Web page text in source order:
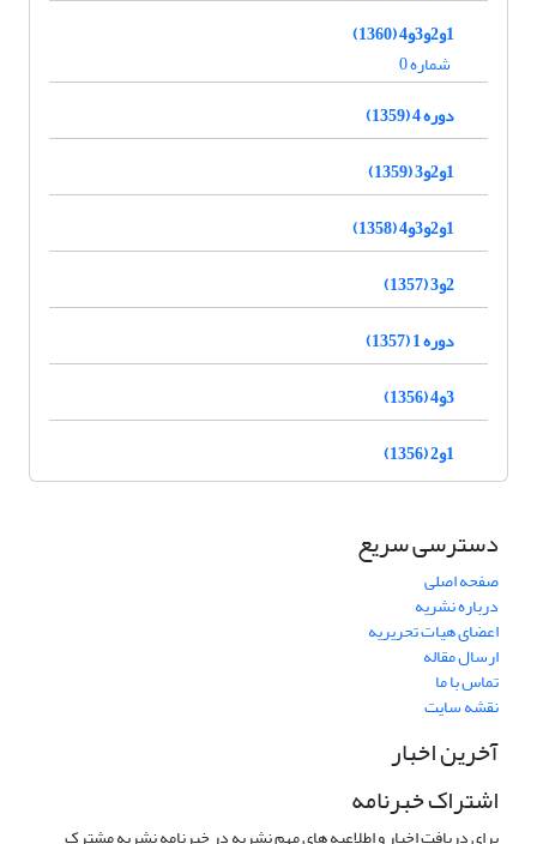
1و2و3و4 (1360)
شماره 0
دوره 4 (1359)
1و2و3 (1359)
1و2و3و4 (1358)
2و3 (1357)
دوره 1 (1357)
3و4 (1356)
1و2 (1356)
دسترسی سریع
صفحه اصلی
درباره نشریه
اعضای هیات تحریریه
ارسال مقاله
تماس با ما
نقشه سایت
آخرین اخبار
اشتراک خبرنامه
برای دریافت اخبار و اطلاعیه های مهم نشریه در خبرنامه نشریه مشترک